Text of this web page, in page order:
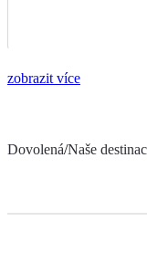
zobrazit více
Dovolená/Naše